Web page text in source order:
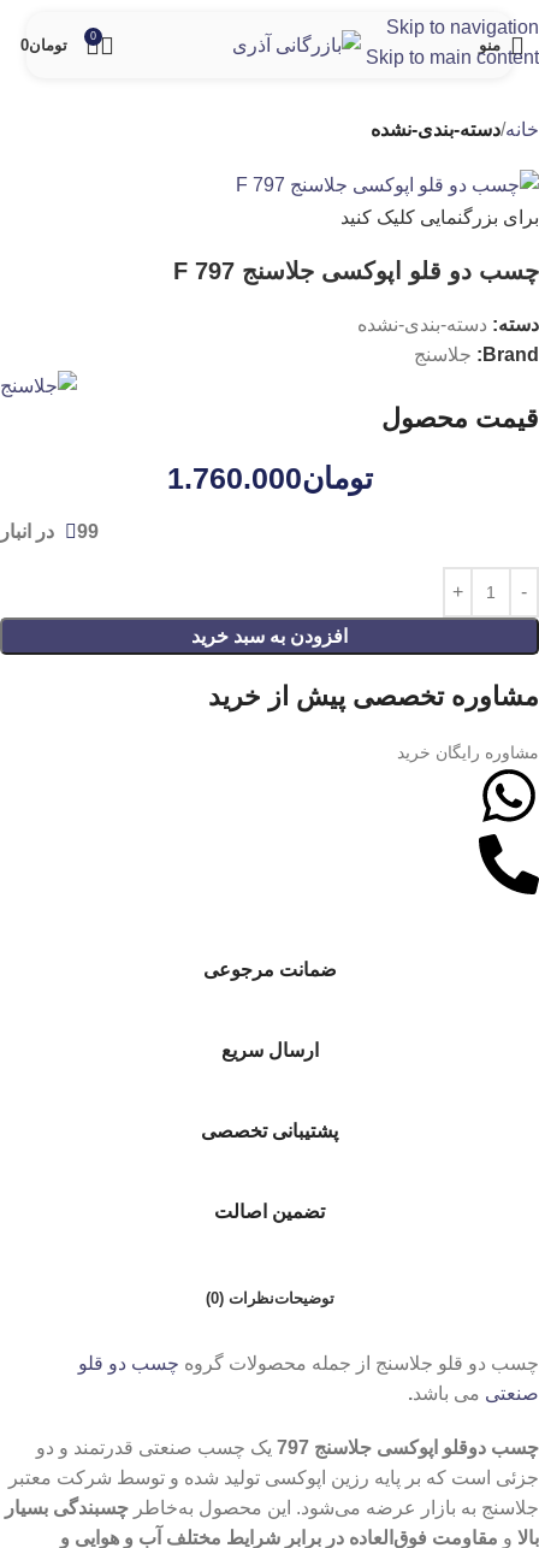
Skip to navigation
Skip to main content
منو
0
تومان0
خانه دسته-بندی-نشده
برای بزرگنمایی کلیک کنید
چسب دو قلو اپوکسی جلاسنج 797 F
دسته: دسته-بندی-نشده
Brand:
جلاسنج
قیمت محصول
تومان1.760.000
99 در انبار
افزودن به سبد خرید
مشاوره تخصصی پیش از خرید
مشاوره رایگان خرید
ضمانت مرجوعی
ارسال سریع
پشتیبانی تخصصی
تضمین اصالت
توضیحاتنظرات (0)
چسب دو قلو جلاسنج از جمله محصولات گروه چسب دو قلو
صنعتی می باشد.
چسب دوقلو اپوکسی جلاسنج 797
یک چسب صنعتی قدرتمند و دو
جزئی است که بر پایه رزین اپوکسی تولید شده و توسط شرکت معتبر
جلاسنج به بازار عرضه می‌شود. این محصول به‌خاطر چسبندگی بسیار
بالا و مقاومت فوق‌العاده در برابر شرایط مختلف آب و هوایی و